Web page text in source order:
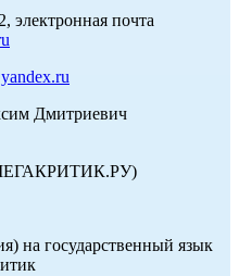
электронная почта
Дмитриевич
на государственный язык